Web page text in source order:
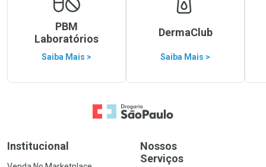
PBM
Laboratórios
Saiba Mais >
DermaClub
Saiba Mais >
Ir para a Home
Institucional
Nossos
Serviços